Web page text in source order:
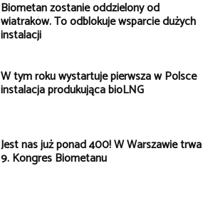
Biometan zostanie oddzielony od
wiatraków. To odblokuje wsparcie dużych
instalacji
W tym roku wystartuje pierwsza w Polsce
instalacja produkująca bioLNG
Jest nas już ponad 400! W Warszawie trwa
9. Kongres Biometanu